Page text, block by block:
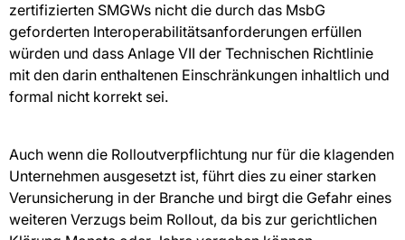
zertifizierten SMGWs nicht die durch das MsbG
geforderten Interoperabilitätsanforderungen erfüllen
würden und dass Anlage VII der Technischen Richtlinie
mit den darin enthaltenen Einschränkungen inhaltlich und
formal nicht korrekt sei.
Auch wenn die Rolloutverpflichtung nur für die klagenden
Unternehmen ausgesetzt ist, führt dies zu einer starken
Verunsicherung in der Branche und birgt die Gefahr eines
weiteren Verzugs beim Rollout, da bis zur gerichtlichen